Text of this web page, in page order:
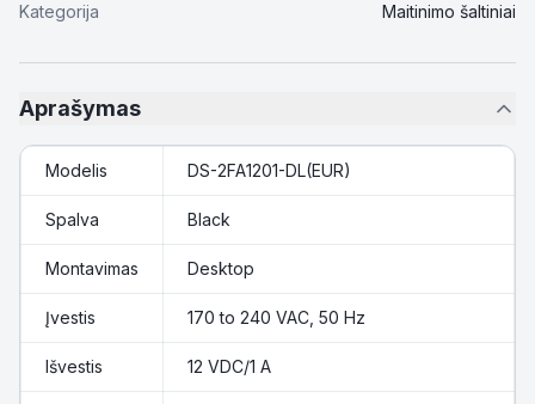
Kategorija
Maitinimo šaltiniai
Aprašymas
Modelis DS-2FA1201-DL(EUR)
Spalva Black
Montavimas Desktop
Įvestis 170 to 240 VAC, 50 Hz
Išvestis 12 VDC/1 A